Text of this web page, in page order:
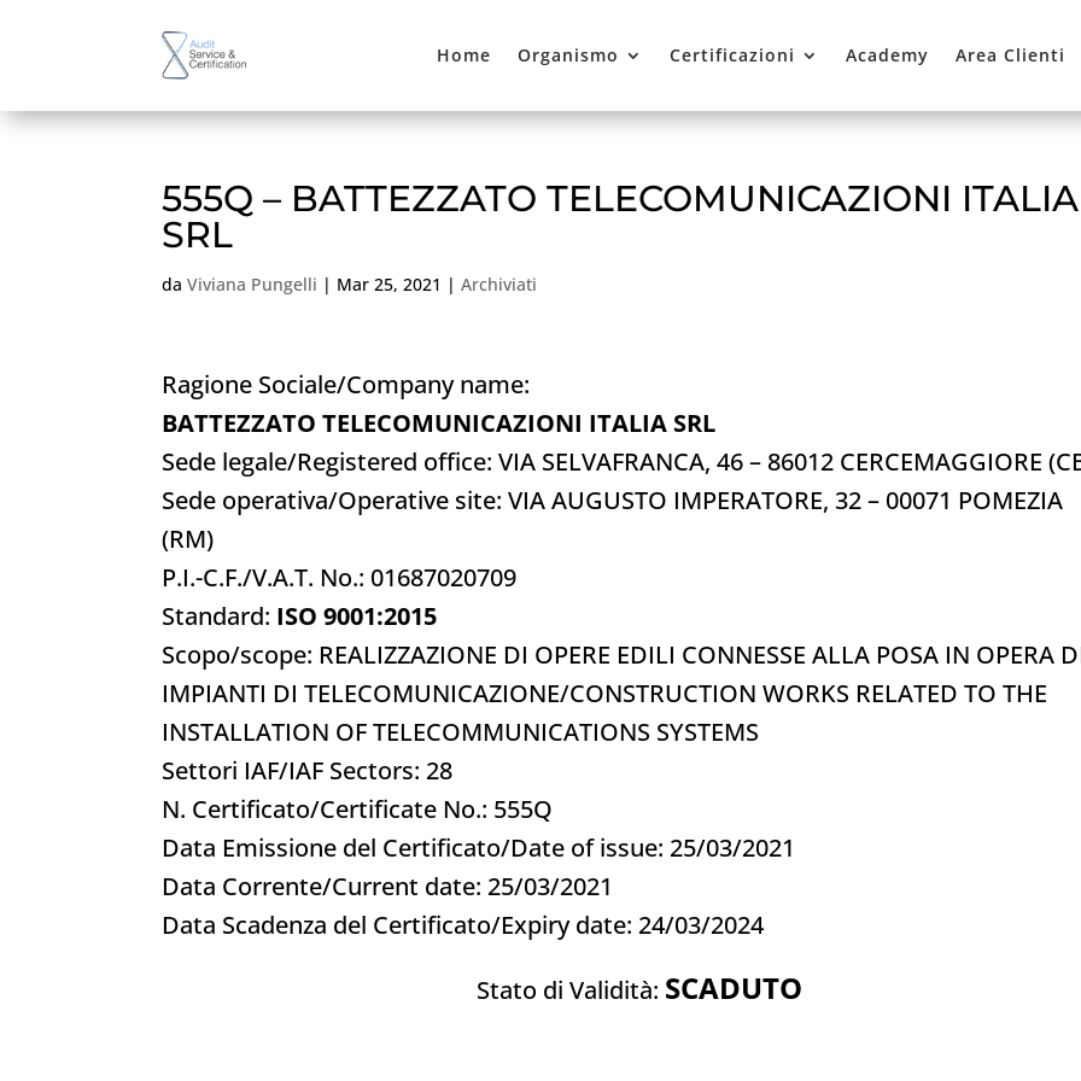
Home Organismo Certificazioni Academy Area Clienti
555Q – BATTEZZATO TELECOMUNICAZIONI ITALIA
SRL
daViviana Pungelli | Mar 25, 2021 |Archiviati
Ragione Sociale/Company name:
BATTEZZATO TELECOMUNICAZIONI ITALIA SRL
Sede legale/Registered office: VIA SELVAFRANCA, 46 – 86012 CERCEMAGGIORE
Sede operativa/Operative site: VIA AUGUSTO IMPERATORE, 32 – 00071 POMEZIA
(RM)
P.I.-C.F./V.A.T. No.: 01687020709
Standard: ISO 9001:2015
Scopo/scope: REALIZZAZIONE DI OPERE EDILI CONNESSE ALLA POSA IN OPERA
IMPIANTI DI TELECOMUNICAZIONE/CONSTRUCTION WORKS RELATED TO THE
INSTALLATION OF TELECOMMUNICATIONS SYSTEMS
Settori IAF/IAF Sectors: 28
N. Certificato/Certificate No.: 555Q
Data Emissione del Certificato/Date of issue: 25/03/2021
Data Corrente/Current date: 25/03/2021
Data Scadenza del Certificato/Expiry date: 24/03/2024
Stato di Validità: SCADUTO